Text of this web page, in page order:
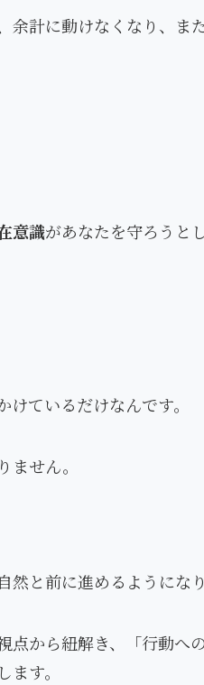
余計に動けなくなり、ま
意識があなたを守ろうと
ているだけなんです。
せん。
と前に進めるようになり
から紐解き、「行動へ
す。